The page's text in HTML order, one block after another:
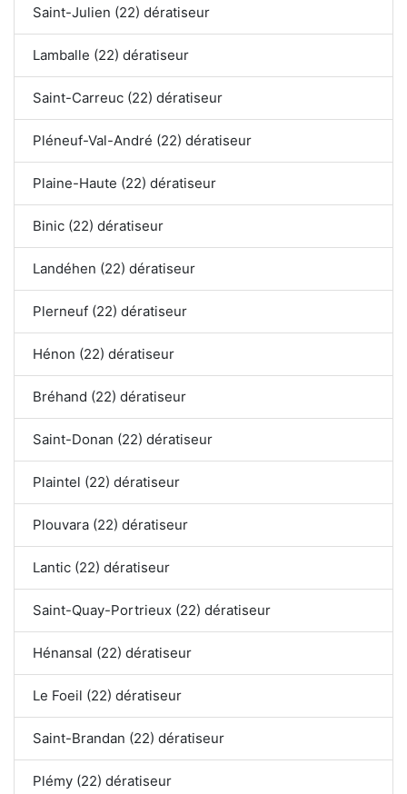
Saint-Julien (22) dératiseur
Lamballe (22) dératiseur
Saint-Carreuc (22) dératiseur
Pléneuf-Val-André (22) dératiseur
Plaine-Haute (22) dératiseur
Binic (22) dératiseur
Landéhen (22) dératiseur
Plerneuf (22) dératiseur
Hénon (22) dératiseur
Bréhand (22) dératiseur
Saint-Donan (22) dératiseur
Plaintel (22) dératiseur
Plouvara (22) dératiseur
Lantic (22) dératiseur
Saint-Quay-Portrieux (22) dératiseur
Hénansal (22) dératiseur
Le Foeil (22) dératiseur
Saint-Brandan (22) dératiseur
Plémy (22) dératiseur